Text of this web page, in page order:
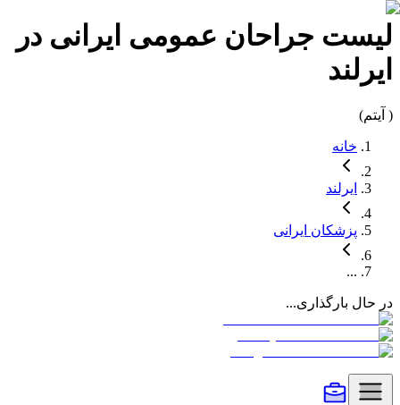
لیست جراحان عمومی ایرانی در
ایرلند
( آیتم)
خانه
ایرلند
پزشکان ایرانی
...
در حال بارگذاری...